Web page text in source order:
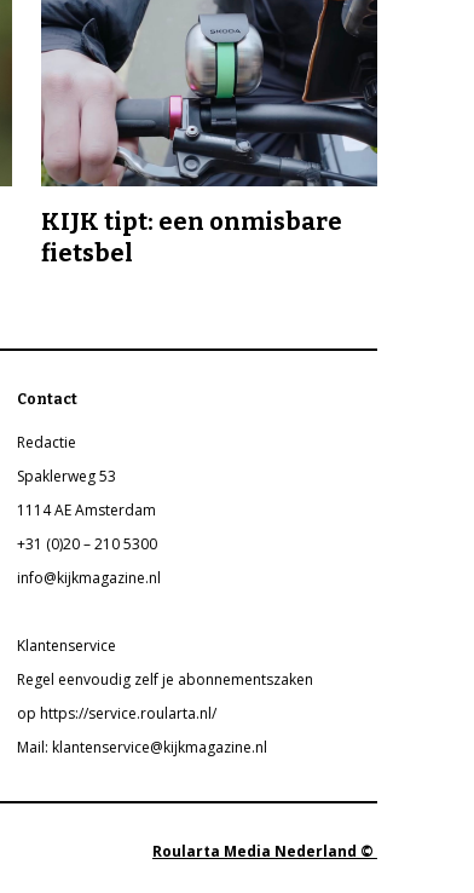
KIJK tipt: een onmisbare
fietsbel
Contact
Redactie
Spaklerweg 53
1114 AE Amsterdam
+31 (0)20 – 210 5300
info@kijkmagazine.nl
Klantenservice
Regel eenvoudig zelf je abonnementszaken
op https://service.roularta.nl/
Mail: klantenservice@kijkmagazine.nl
Roularta Media Nederland ©